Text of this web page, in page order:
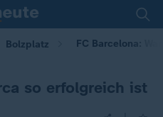
Bolzplatz FC Barcelona:
so erfolgreich ist